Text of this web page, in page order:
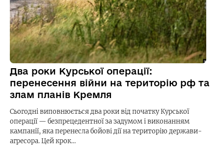
Два роки Курської операції:
перенесення війни на територію рф та
злам планів Кремля
Сьогодні виповнюється два роки від початку Курської
операції — безпрецедентної за задумом і виконанням
кампанії, яка перенесла бойові дії на територію держави-
агресора. Цей крок…